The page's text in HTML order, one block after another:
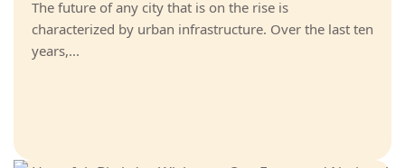
The future of any city that is on the rise is
characterized by urban infrastructure. Over the last ten
years,...